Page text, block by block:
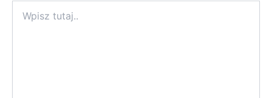
tutaj..